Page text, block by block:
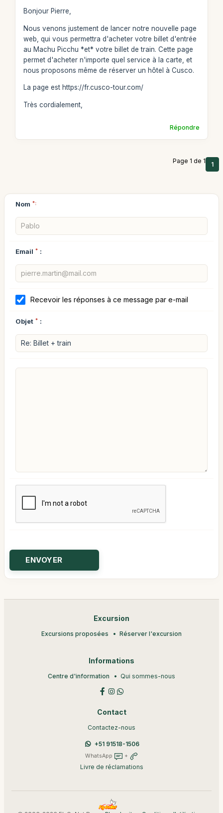
Bonjour Pierre,
Nous venons justement de lancer notre nouvelle page
web, qui vous permettra d'acheter votre billet d'entrée
au Machu Picchu *et* votre billet de train. Cette page
permet d'acheter n'importe quel service à la carte, et
nous proposons même de réserver un hôtel à Cusco.
La page est https://fr.cusco-tour.com/
Très cordialement,
Répondre
Page 1 de 1 1
Nom *:
Email * :
Recevoir les réponses à ce message par e-mail
Objet * :
Excursion
Excursions proposées Réserver l'excursion
Informations
Centre d'information Qui sommes-nous
Contact
Contactez-nous
+51 91518-1506
WhatsApp +
Livre de réclamations